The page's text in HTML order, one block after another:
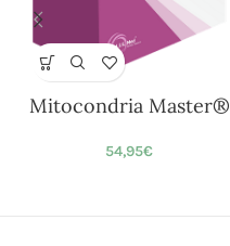
Mitocondria Master®
54,95€